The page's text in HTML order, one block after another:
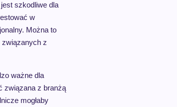
szkodliwe dla
w
Można to
związanych z
ważne dla
związana z branżą
mogłaby